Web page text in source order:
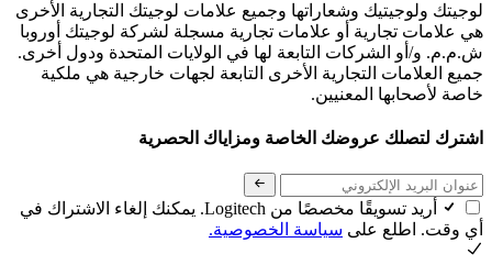
لوجيتك ولوجيتيك وشعاراتها وجميع علامات لوجيتك التجارية الأخرى
هي علامات تجارية أو علامات تجارية مسجلة لشركة لوجيتك أوروبا
ش.م.م. و/أو الشركات التابعة لها في الولايات المتحدة ودول أخرى.
جميع العلامات التجارية الأخرى التابعة لجهات خارجية هي ملكية
خاصة لأصحابها المعنيين.
اشترك لتصلك عروضك الخاصة ومزاياك الحصرية
أريد تسويقًا مخصصًا من Logitech. يمكنك إلغاء الاشتراك في
أي وقت. اطلع على سياسة الخصوصية.